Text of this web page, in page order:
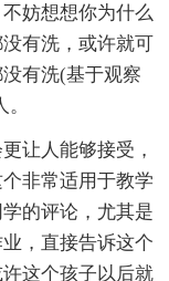
妨想想你为什么
有洗，或许就可
有洗(基于观察
让人能够接受，
非常适用于教学
的评论，尤其是
，直接告诉这个
这个孩子以后就